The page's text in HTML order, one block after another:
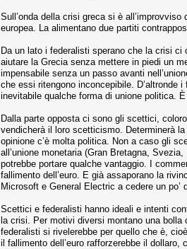
Sull’onda della crisi greca si è
europea. La alimentano due partiti
Da un lato i federalisti sperano che la crisi ci
aiutare la Grecia senza mettere in piedi un
impensabile senza un passo avanti
che essi ritengono inconcepibile. D’altronde
inevitabile qualche forma di unione politica.
Dalla parte opposta ci sono gli scettici,
vendicherà il loro scetticismo. Determinerà
opinione c’è molta politica. Non a caso gli
all’unione monetaria (Gran Bretagna,
potrebbe portare qualche vantaggio. I
fallimento dell’euro. E già assaporano la
Microsoft e General Electric a cedere un po’
Scettici e federalisti hanno ideali e intenti
la crisi. Per motivi diversi montano una bolla
federalisti si rivelerebbe per quello che è,
il fallimento dell’euro rafforzerebbe il